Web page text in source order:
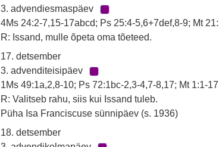
3. advendiesmaspäev
4Ms 24:2-7,15-17abcd; Ps 25:4-5,6+7def,8-9; Mt
R: Issand, mulle õpeta oma tõeteed.
17. detsember
3. advenditeisipäev
1Ms 49:1a,2,8-10; Ps 72:1bc-2,3-4,7-8,17; Mt 1:1-17
R: Valitseb rahu, siis kui Issand tuleb.
Püha Isa Franciscuse sünnipäev (s. 1936)
18. detsember